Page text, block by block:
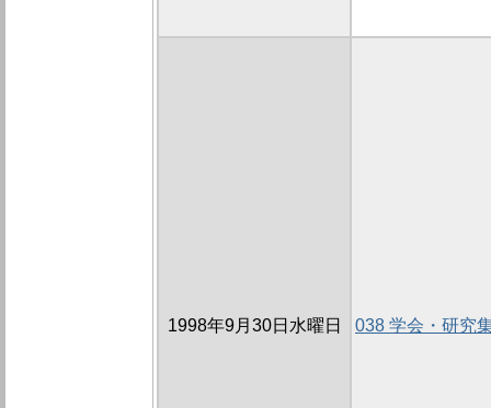
1998年9月30日水曜日 038 学会・研究